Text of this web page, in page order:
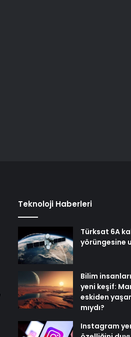
Teknoloji Haberleri
Türksat 6A
yörüngesine
Bilim
yeni keşif:
eskiden
mıydı?
Instagram